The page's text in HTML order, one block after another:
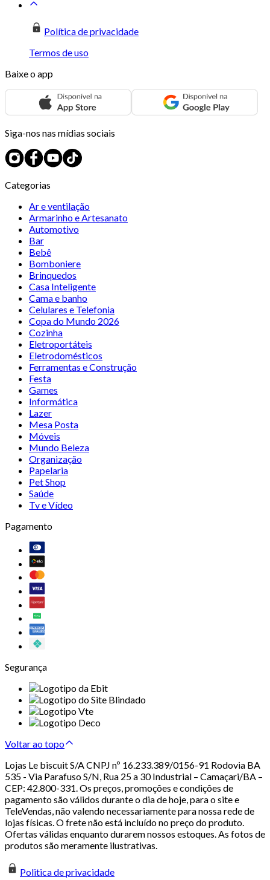
Política de privacidade
Termos de uso
Baixe o app
Siga-nos nas mídias sociais
Categorias
Ar e ventilação
Armarinho e Artesanato
Automotivo
Bar
Bebê
Bomboniere
Brinquedos
Casa Inteligente
Cama e banho
Celulares e Telefonia
Copa do Mundo 2026
Cozinha
Eletroportáteis
Eletrodomésticos
Ferramentas e Construção
Festa
Games
Informática
Lazer
Mesa Posta
Móveis
Mundo Beleza
Organização
Papelaria
Pet Shop
Saúde
Tv e Vídeo
Pagamento
Segurança
Voltar ao topo
Lojas Le biscuit S/A CNPJ nº 16.233.389/0156-91 Rodovia BA
535 - Via Parafuso S/N, Rua 25 a 30 Industrial – Camaçari/BA –
CEP: 42.800-331. Os preços, promoções e condições de
pagamento são válidos durante o dia de hoje, para o site e
TeleVendas, não valendo necessariamente para nossa rede de
lojas físicas. O frete não está incluído no preço do produto.
Ofertas válidas enquanto durarem nossos estoques. As fotos de
produtos são meramente ilustrativas.
Politica de privacidade